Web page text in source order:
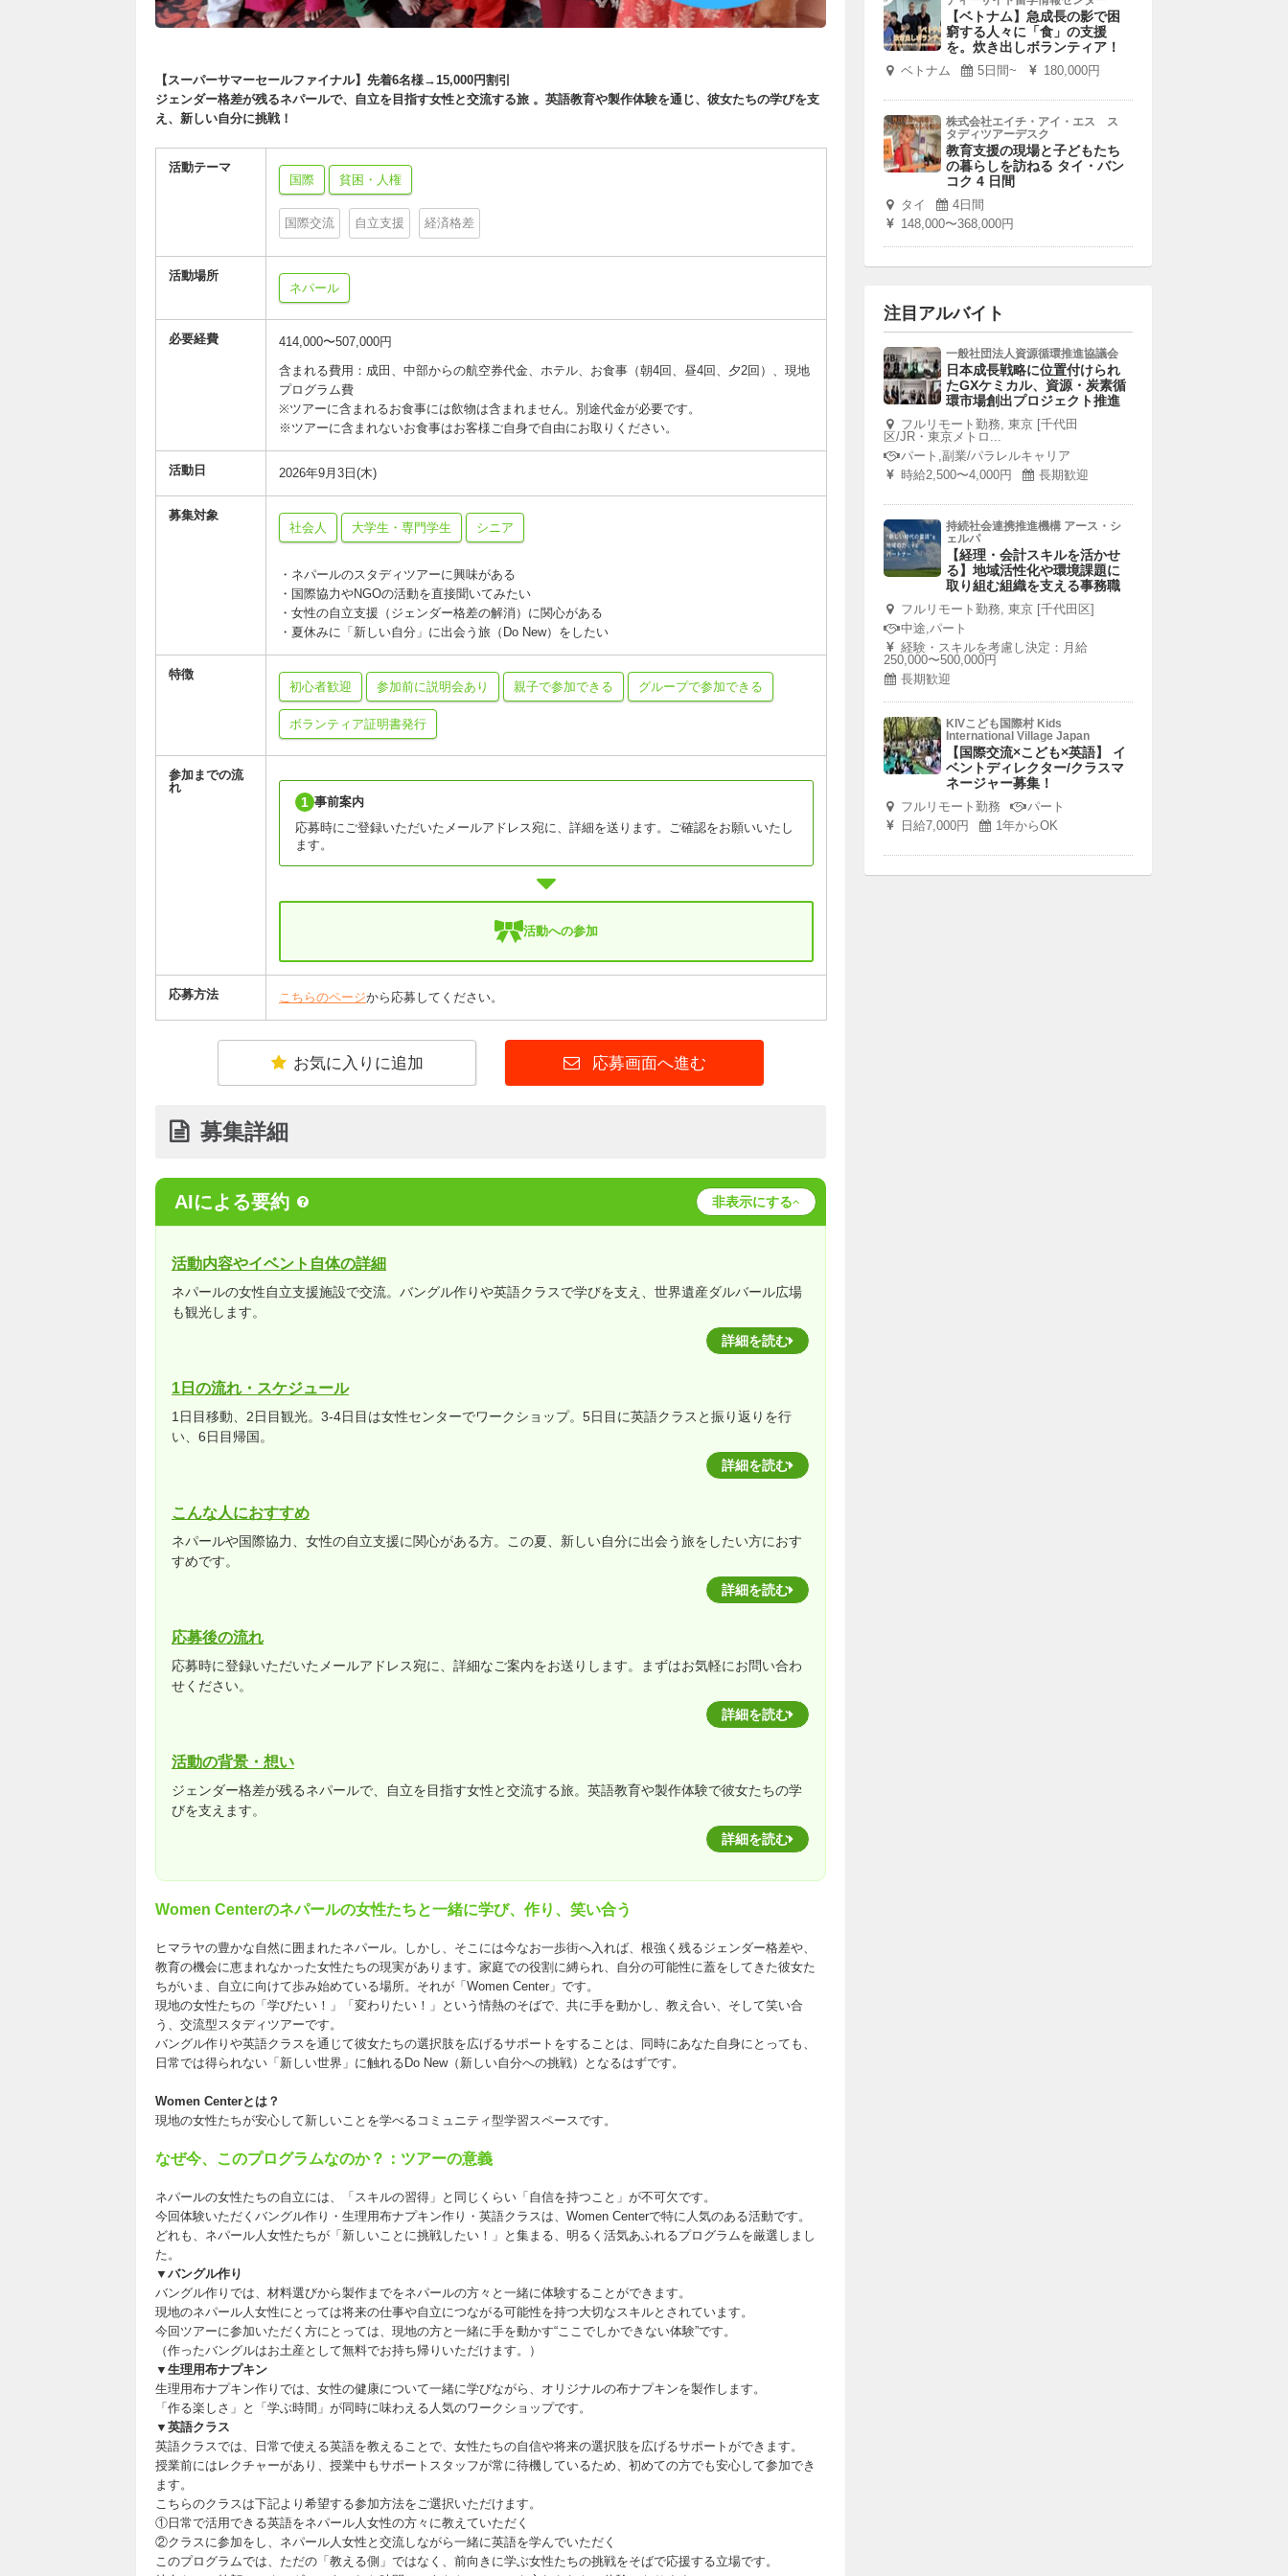
【スーパーサマーセールファイナル】先着6名様→15,000円割引
ジェンダー格差が残るネパールで、自立を目指す女性と交流する旅 。英語教育や製作体験を通じ、彼女たちの学びを支
え、新しい自分に挑戦！
活動テーマ
国際
貧困・人権
国際交流 自立支援 経済格差
活動場所
ネパール
必要経費
414,000〜507,000円
含まれる費用：成田、中部からの航空券代金、ホテル、お食事（朝4回、昼4回、夕2回）、現地
プログラム費
※ツアーに含まれるお食事には飲物は含まれません。別途代金が必要です。
※ツアーに含まれないお食事はお客様ご自身で自由にお取りください。
活動日 2026年9月3日(木)
募集対象
社会人
大学生・専門学生 シニア
・ネパールのスタディツアーに興味がある
・国際協力やNGOの活動を直接聞いてみたい
・女性の自立支援（ジェンダー格差の解消）に関心がある
・夏休みに「新しい自分」に出会う旅（Do New）をしたい
特徴
初心者歓迎
参加前に説明会あり 親子で参加できる グループで参加できる
ボランティア証明書発行
参加までの流
れ
1 事前案内
応募時にご登録いただいたメールアドレス宛に、詳細を送ります。ご確認をお願いいたし
ます。
活動への参加
応募方法 こちらのページから応募してください。
応募画面へ進む
お気に入りに追加
募集詳細
AIによる要約 非表示にする
活動内容やイベント自体の詳細
ネパールの女性自立支援施設で交流。バングル作りや英語クラスで学びを支え、世界遺産ダルバール広場
も観光します。
詳細を読む
1日の流れ・スケジュール
1日目移動、2日目観光。3-4日目は女性センターでワークショップ。5日目に英語クラスと振り返りを行
い、6日目帰国。
詳細を読む
こんな人におすすめ
ネパールや国際協力、女性の自立支援に関心がある方。この夏、新しい自分に出会う旅をしたい方におす
すめです。
詳細を読む
応募後の流れ
応募時に登録いただいたメールアドレス宛に、詳細なご案内をお送りします。まずはお気軽にお問い合わ
せください。
詳細を読む
活動の背景・想い
ジェンダー格差が残るネパールで、自立を目指す女性と交流する旅。英語教育や製作体験で彼女たちの学
びを支えます。
詳細を読む
Women Centerのネパールの女性たちと一緒に学び、作り、笑い合う
ヒマラヤの豊かな自然に囲まれたネパール。しかし、そこには今なお一歩街へ入れば、根強く残るジェンダー格差や、
教育の機会に恵まれなかった女性たちの現実があります。家庭での役割に縛られ、自分の可能性に蓋をしてきた彼女た
ちがいま、自立に向けて歩み始めている場所。それが「Women Center」です。
現地の女性たちの「学びたい！」「変わりたい！」という情熱のそばで、共に手を動かし、教え合い、そして笑い合
う、交流型スタディツアーです。
バングル作りや英語クラスを通じて彼女たちの選択肢を広げるサポートをすることは、同時にあなた自身にとっても、
日常では得られない「新しい世界」に触れるDo New（新しい自分への挑戦）となるはずです。
Women Centerとは？
現地の女性たちが安心して新しいことを学べるコミュニティ型学習スペースです。
なぜ今、このプログラムなのか？：ツアーの意義
ネパールの女性たちの自立には、「スキルの習得」と同じくらい「自信を持つこと」が不可欠です。
今回体験いただくバングル作り・生理用布ナプキン作り・英語クラスは、Women Centerで特に人気のある活動です。
どれも、ネパール人女性たちが「新しいことに挑戦したい！」と集まる、明るく活気あふれるプログラムを厳選しまし
た。
▼バングル作り
バングル作りでは、材料選びから製作までをネパールの方々と一緒に体験することができます。
現地のネパール人女性にとっては将来の仕事や自立につながる可能性を持つ大切なスキルとされています。
今回ツアーに参加いただく方にとっては、現地の方と一緒に手を動かす“ここでしかできない体験”です。
（作ったバングルはお土産として無料でお持ち帰りいただけます。）
▼生理用布ナプキン
生理用布ナプキン作りでは、女性の健康について一緒に学びながら、オリジナルの布ナプキンを製作します。
「作る楽しさ」と「学ぶ時間」が同時に味わえる人気のワークショップです。
▼英語クラス
英語クラスでは、日常で使える英語を教えることで、女性たちの自信や将来の選択肢を広げるサポートができます。
授業前にはレクチャーがあり、授業中もサポートスタッフが常に待機しているため、初めての方でも安心して参加でき
ます。
こちらのクラスは下記より希望する参加方法をご選択いただけます。
①日常で活用できる英語をネパール人女性の方々に教えていただく
②クラスに参加をし、ネパール人女性と交流しながら一緒に英語を学んでいただく
このプログラムでは、ただの「教える側」ではなく、前向きに学ぶ女性たちの挑戦をそばで応援する立場です。
【ベトナム】急成長の影で困
窮する人々に「食」の支援
を。炊き出しボランティア！
ベトナム 5日間~ 180,000円
株式会社エイチ・アイ・エス ス
タディツアーデスク
教育支援の現場と子どもたち
の暮らしを訪ねる タイ・バン
コク 4 日間
タイ
4日間
148,000〜368,000円
注目アルバイト
一般社団法人資源循環推進協議会
日本成長戦略に位置付けられ
たGXケミカル、資源・炭素循
環市場創出プロジェクト推進
フルリモート勤務, 東京 [千代田
区/JR・東京メトロ...
パート,副業/パラレルキャリア
時給2,500〜4,000円
長期歓迎
持続社会連携推進機構 アース・シ
ェルパ
【経理・会計スキルを活かせ
る】地域活性化や環境課題に
取り組む組織を支える事務職
フルリモート勤務, 東京 [千代田区]
中途,パート
経験・スキルを考慮し決定：月給
250,000〜500,000円
長期歓迎
KIVこども国際村 Kids
International Village Japan
【国際交流×こども×英語】 イ
ベントディレクター/クラスマ
ネージャー募集！
フルリモート勤務
パート
日給7,000円
1年からOK